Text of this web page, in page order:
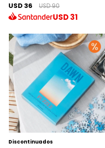
USD 36 USD 90
USD31
Discontinuados